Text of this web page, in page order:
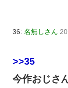
36: 名無しさん
>>35
今作おじさ